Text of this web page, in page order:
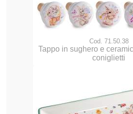
Cod. 71.50.38
Tappo in sughero e
coniglietti